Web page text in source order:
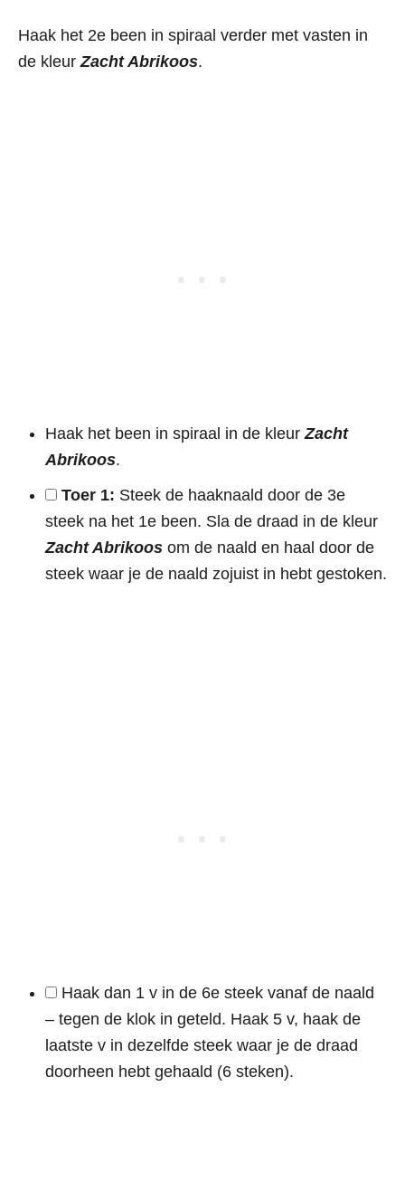
Haak het 2e been in spiraal verder met vasten in
de kleurZacht Abrikoos.
Haak het been in spiraal in de kleurZacht
Abrikoos.
Toer 1: Steek de haaknaald door de 3e
steek na het 1e been. Sla de draad in de kleur
Zacht Abrikoos om de naald en haal door de
steek waar je de naald zojuist in hebt gestoken.
Haak dan 1 v in de 6e steek vanaf de naald
– tegen de klok in geteld. Haak 5 v, haak de
laatste v in dezelfde steek waar je de draad
doorheen hebt gehaald (6 steken).